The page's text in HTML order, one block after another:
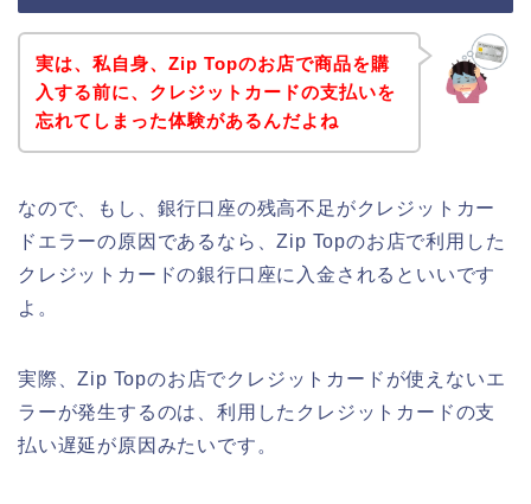
実は、私自身、Zip Topのお店で商品を購
入する前に、クレジットカードの支払いを
忘れてしまった体験があるんだよね
なので、もし、銀行口座の残高不足がクレジットカー
ドエラーの原因であるなら、Zip Topのお店で利用した
クレジットカードの銀行口座に入金されるといいです
よ。
実際、Zip Topのお店でクレジットカードが使えないエ
ラーが発生するのは、利用したクレジットカードの支
払い遅延が原因みたいです。